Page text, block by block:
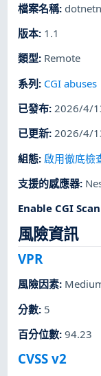
檔案名稱:
版本: 1.1
類型: Remote
系列: CGI abuses
已發布:2026/4/
已更新:2026/4/
組態: 啟用徹底檢
支援的感應器:
Enable CGI
風險資訊
VPR
風險因素:
分數: 5
百分位數:94.23
CVSS v2